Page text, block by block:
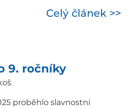
Celý článek >>
9. ročníky
proběhlo slavnostní